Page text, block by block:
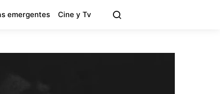
emergentes Cine y Tv